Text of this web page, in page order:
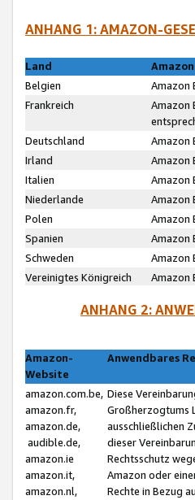
ANHANG 1: AMAZON-
Land
Belgien
Amazon
Frankreich
Amazon
Deutschland
Amazon
Irland
Amazon
Italien
Amazon
Niederlande
Amazon
Polen
Amazon
Spanien
Amazon
Schweden
Amazon
Vereinigtes Königreich
Amazon
ANHANG 2:
Amazon-
Website
Anwendbares
amazon.com.be,
amazon.fr,
amazon.de,
audible.de,
amazon.ie
amazon.it,
amazon.nl,
Diese
Großherzogtums
ausschließlichen
dieser
Rechtsschutz
Amazon oder
Rechte in Bezug